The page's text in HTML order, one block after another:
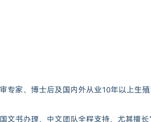
专家、博士后及国内外从业10年以上生
文书办理，中文团队全程支持，尤其擅